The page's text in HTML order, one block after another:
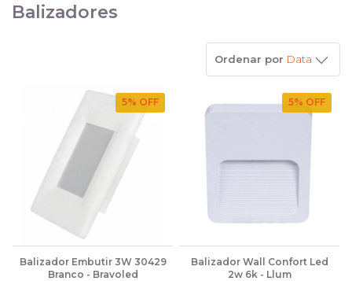
Balizadores
Ordenar por Data
5% OFF
Balizador Embutir 3W 30429
Branco - Bravoled
5% OFF
Balizador Wall Confort Led
2w 6k - Llum